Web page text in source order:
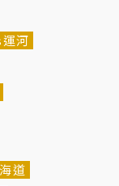
河
道